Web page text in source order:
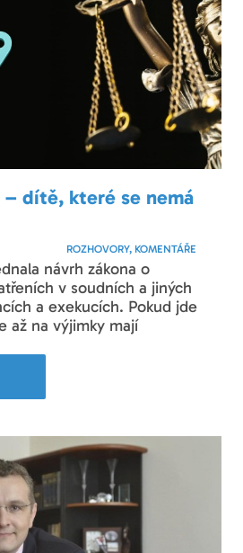
– dítě, které se nemá
ROZHOVORY, KOMENTÁŘE
návrh zákona o
v soudních a jiných
a exekucích. Pokud jde
až na výjimky mají